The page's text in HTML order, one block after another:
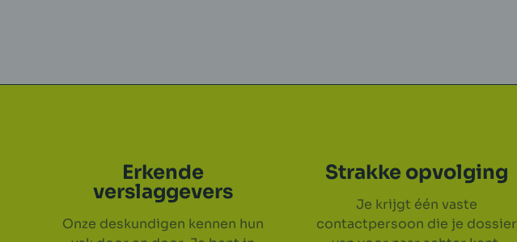
Erkende
verslaggevers
Onze deskundigen kennen hun
Strakke opvolging
Je krijgt één vaste
contactpersoon die je dossier